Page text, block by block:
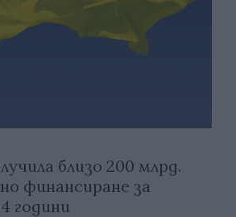
близо 200 млрд.
финансиране за
години